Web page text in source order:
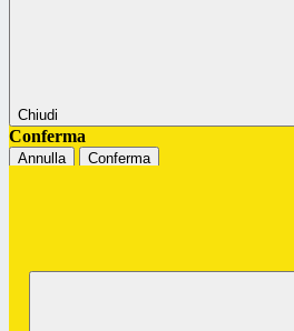
Chiudi
Conferma
Annulla Conferma